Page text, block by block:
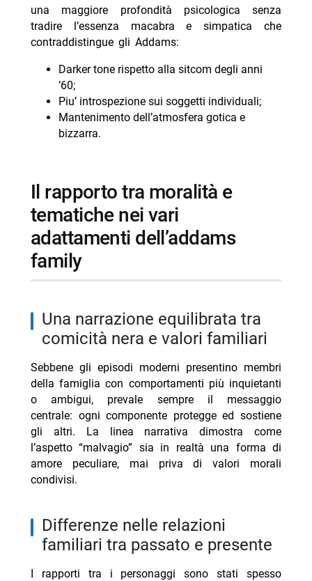
una maggiore profondità psicologica senza
tradire l’essenza macabra e simpatica che
contraddistingue gli Addams:
Darker tone rispetto alla sitcom degli anni
’60;
Piu’ introspezione sui soggetti individuali;
Mantenimento dell’atmosfera gotica e
bizzarra.
il rapporto tra moralità e
tematiche nei vari
adattamenti dell’addams
family
una narrazione equilibrata tra
comicità nera e valori familiari
Sebbene gli episodi moderni presentino membri
della famiglia con comportamenti più inquietanti
o ambigui, prevale sempre il messaggio
centrale: ogni componente protegge ed sostiene
gli altri. La linea narrativa dimostra come
l’aspetto “malvagio” sia in realtà una forma di
amore peculiare, mai priva di valori morali
condivisi.
differenze nelle relazioni
familiari tra passato e presente
I rapporti tra i personaggi sono stati spesso